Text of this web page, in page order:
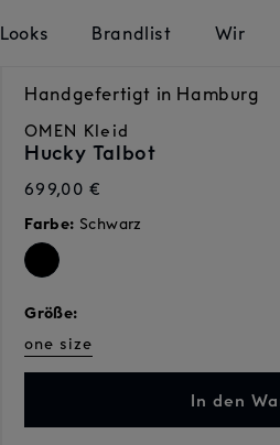
Looks Brandlist Wir
Handgefertigt in Hamburg
OMEN Kleid
Hucky Talbot
Normaler
699,00 €
Farbe: Schwarz
Größe:
one size
In den